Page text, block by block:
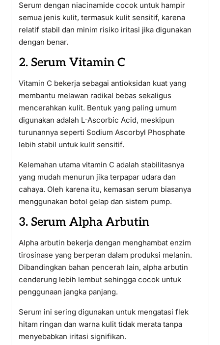
Serum dengan niacinamide cocok untuk hampir
semua jenis kulit, termasuk kulit sensitif, karena
relatif stabil dan minim risiko iritasi jika digunakan
dengan benar.
2. Serum Vitamin C
Vitamin C bekerja sebagai antioksidan kuat yang
membantu melawan radikal bebas sekaligus
mencerahkan kulit. Bentuk yang paling umum
digunakan adalah L-Ascorbic Acid, meskipun
turunannya seperti Sodium Ascorbyl Phosphate
lebih stabil untuk kulit sensitif.
Kelemahan utama vitamin C adalah stabilitasnya
yang mudah menurun jika terpapar udara dan
cahaya. Oleh karena itu, kemasan serum biasanya
menggunakan botol gelap dan sistem pump.
3. Serum Alpha Arbutin
Alpha arbutin bekerja dengan menghambat enzim
tirosinase yang berperan dalam produksi melanin.
Dibandingkan bahan pencerah lain, alpha arbutin
cenderung lebih lembut sehingga cocok untuk
penggunaan jangka panjang.
Serum ini sering digunakan untuk mengatasi flek
hitam ringan dan warna kulit tidak merata tanpa
menyebabkan iritasi signifikan.